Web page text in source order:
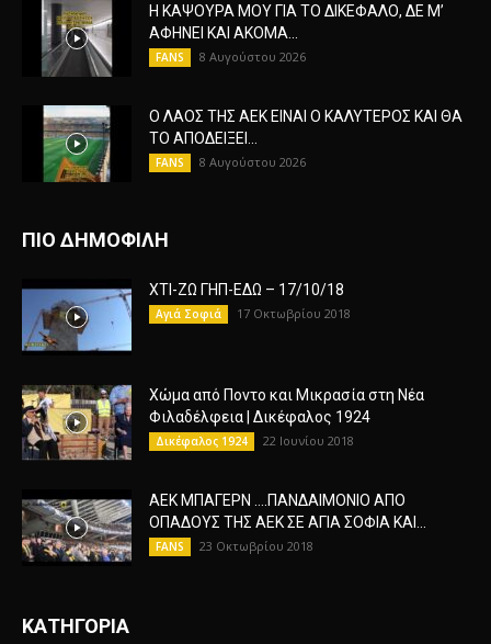
Η ΚΑΨΟΥΡΑ ΜΟΥ ΓΙΑ ΤΟ ΔΙΚΕΦΑΛΟ, ΔΕ Μ’
ΑΦΗΝΕΙ ΚΑΙ ΑΚΟΜΑ...
FANS 8 Αυγούστου 2026
Ο ΛΑΟΣ ΤΗΣ ΑΕΚ ΕΙΝΑΙ Ο ΚΑΛΥΤΕΡΟΣ ΚΑΙ ΘΑ
ΤΟ ΑΠΟΔΕΙΞΕΙ...
FANS 8 Αυγούστου 2026
ΠΙΟ ΔΗΜΟΦΙΛΗ
ΧΤΙ-ΖΩ ΓΗΠ-ΕΔΩ – 17/10/18
Αγιά Σοφιά 17 Οκτωβρίου 2018
Χώμα από Ποντο και Μικρασία στη Νέα
Φιλαδέλφεια | Δικέφαλος 1924
Δικέφαλος 1924 22 Ιουνίου 2018
ΑΕΚ ΜΠΑΓΕΡΝ ….ΠΑΝΔΑΙΜΟΝΙΟ ΑΠΟ
ΟΠΑΔΟΥΣ ΤΗΣ ΑΕΚ ΣΕ ΑΓΙΑ ΣΟΦΙΑ ΚΑΙ...
FANS 23 Οκτωβρίου 2018
ΚΑΤΗΓΟΡΙΑ